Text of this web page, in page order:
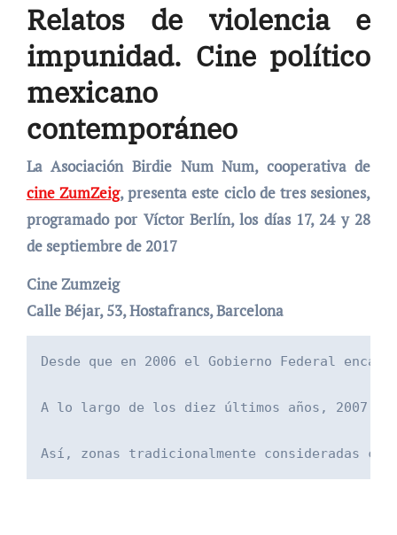
Relatos de violencia e
impunidad. Cine político
mexicano
contemporáneo
La Asociación Birdie Num Num, cooperativa de
cine ZumZeig, presenta este ciclo de tres sesiones,
programado por Víctor Berlín, los días 17, 24 y 28
de septiembre de 2017
Cine Zumzeig
Calle Béjar, 53, Hostafrancs, Barcelona
Desde que en 2006 el Gobierno Federal
A lo largo de los diez últimos años, 2007 fue
Así, zonas tradicionalmente consideradas